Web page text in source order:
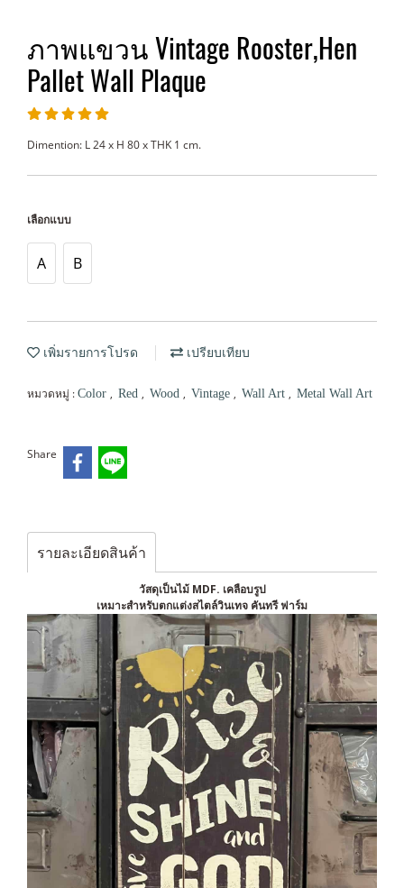
ภาพแขวน Vintage Rooster,Hen
Pallet Wall Plaque
Dimention: L 24 x H 80 x THK 1 cm.
เลือกแบบ
A B
เพิ่มรายการโปรด เปรียบเทียบ
หมวดหมู่ : Color , Red , Wood , Vintage , Wall Art , Metal Wall Art
Share
รายละเอียดสินค้า
วัสดุเป็นไม้ MDF. เคลือบรูป
เหมาะสำหรับตกแต่งสไตล์วินเทจ คันทรี ฟาร์ม